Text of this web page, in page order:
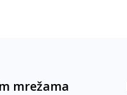
mrežama